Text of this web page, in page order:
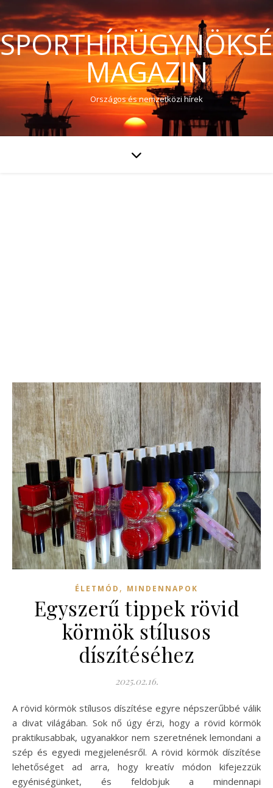
MAGAZIN
Országos és nemzetközi hírek
ÉLETMÓD , MINDENNAPOK
Egyszerű tippek rövid
körmök stílusos
díszítéséhez
2025.02.16.
A rövid körmök stílusos díszítése egyre népszerűbbé válik
a divat világában. Sok nő úgy érzi, hogy a rövid körmök
praktikusabbak, ugyanakkor nem szeretnének lemondani a
szép és egyedi megjelenésről. A rövid körmök díszítése
lehetőséget ad arra, hogy kreatív módon kifejezzük
egyéniségünket, és feldobjuk a mindennapi